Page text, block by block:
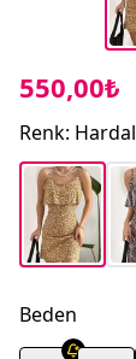
550,00₺
Renk: Hardal
Beden